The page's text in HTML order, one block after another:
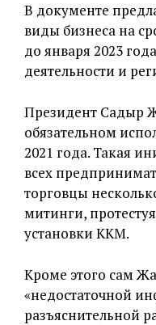
В документе
виды бизнеса на
до января 2023
деятельности и
Президент Садыр
обязательном
2021 года. Такая
всех
торговцы
митинги,
установки ККМ.
Кроме этого сам
«недостаточной
разъяснительной